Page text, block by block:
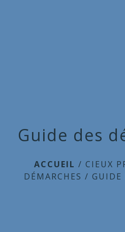
Guide des
ACCUEIL / CIEUX
DÉMARCHES / GUIDE